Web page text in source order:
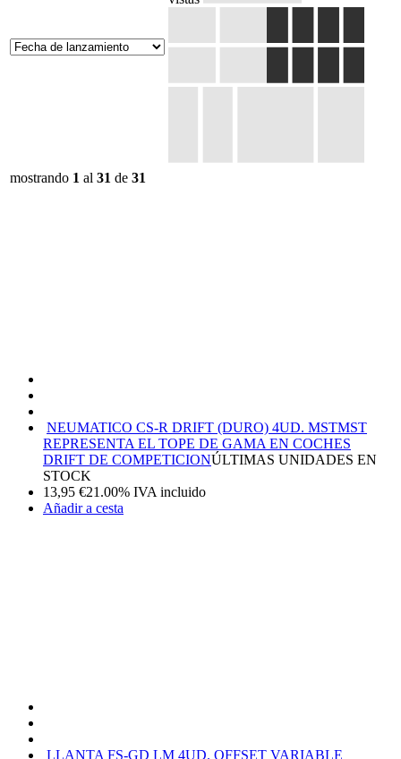
mostrando 1 al 31 de 31
NEUMATICO CS-R DRIFT (DURO) 4UD. MSTMST
REPRESENTA EL TOPE DE GAMA EN COCHES
DRIFT DE COMPETICIONÚLTIMAS UNIDADES EN
STOCK
13,95 €21.00% IVA incluido
Añadir a cesta
LLANTA FS-GD LM 4UD. OFFSET VARIABLE